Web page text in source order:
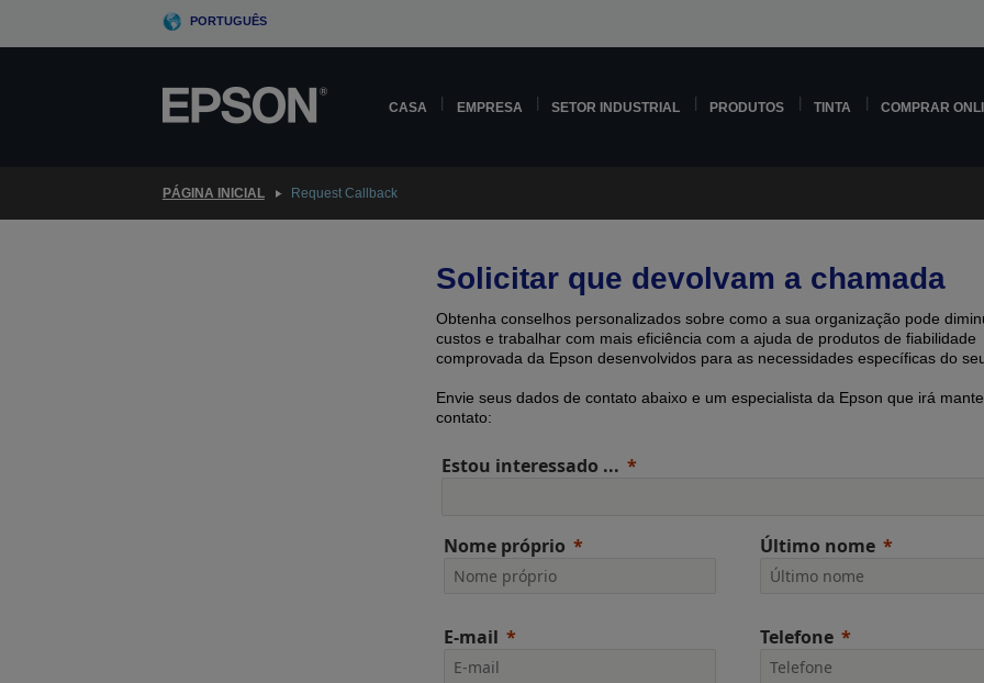
PORTUGUÊS
CASA EMPRESA SETOR INDUSTRIAL PRODUTOS TINTA COMPRAR
PÁGINA INICIAL Request Callback
Solicitar que devolvam a chamada
Obtenha conselhos personalizados sobre como a sua organização pode
custos e trabalhar com mais eficiência com a ajuda de produtos de fiabilidade
comprovada ​​da Epson desenvolvidos para as necessidades específicas do
Envie seus dados de contato abaixo e um especialista da Epson que irá
contato:
Estou interessado ...
Nome próprio Último nome
E-mail Telefone